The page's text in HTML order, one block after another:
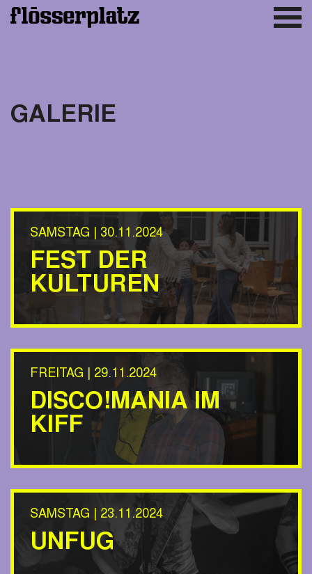
GALERIE
SAMSTAG | 30.11.2024
FEST DER
KULTUREN
FREITAG | 29.11.2024
DISCO!MANIA IM
KIFF
SAMSTAG | 23.11.2024
UNFUG